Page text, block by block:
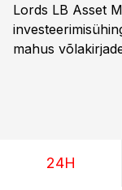
Lords LB Asset
mahus
24H